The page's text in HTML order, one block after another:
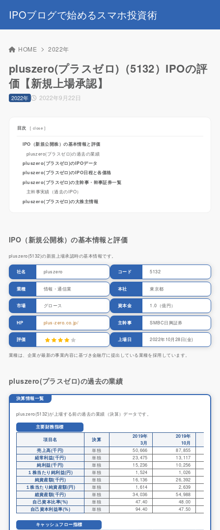
IPOブログで始めるスマホ投資術
HOME 2022年
pluszero(プラスゼロ)（5132）IPOの評
価【新規上場承認】
2022年 2022年9月22日
目次 [ close ]
IPO（新規公開株）の基本情報と評価
pluszero(プラスゼロ)の過去の業績
pluszero(プラスゼロ)のIPOデータ
pluszero(プラスゼロ)のIPO日程と各価格
pluszero(プラスゼロ)の主幹事・幹事証券一覧
主幹事実績（過去のIPO）
pluszero(プラスゼロ)の大株主情報
IPO（新規公開株）の基本情報と評価
pluszero(5132)の新規上場承認時の基本情報です。
社名 pluszero
業種 情報・通信業
市場 グロース
HP plus-zero.co.jp/
評価
コード 5132
本社 東京都
資本金 1.0（億円）
主幹事 SMBC日興証券
上場日 2022年10月28日(金)
業種は、企業が最新の事業内容に基づき金融庁に提出している業種を採用しています。
pluszero(プラスゼロ)の過去の業績
決算情報一覧
pluszero(5132)が上場する前の過去の業績（決算）データです。
主要財務指標
項目名
決算
2019年
3月
2019年
10月
売上高(千円) 単独 50,666 87,855
経常利益(千円)
単独 23,475 13,117
純利益(千円)
単独 15,236 10,256
１株当たり純利益(円)
単独 1,524
1,026
純資産額(千円)
単独 16,136 26,392
１株当たり純資産額(円)
単独 1,614
2,639
総資産額(千円)
単独 34,036 54,988
自己資本比率(%)
単独 47.40
48.00
自己資本利益率(%)
単独 94.40 47.50
キャッシュフロー指標